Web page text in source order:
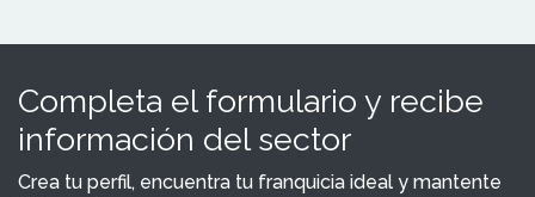
Completa el formulario y recibe
información del sector
Crea tu perfil, encuentra tu franquicia ideal y mantente